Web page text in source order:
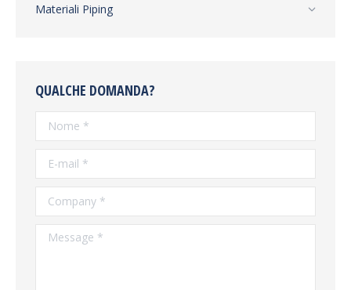
Materiali Piping
QUALCHE DOMANDA?
Nome *
E-mail *
Company *
Message *